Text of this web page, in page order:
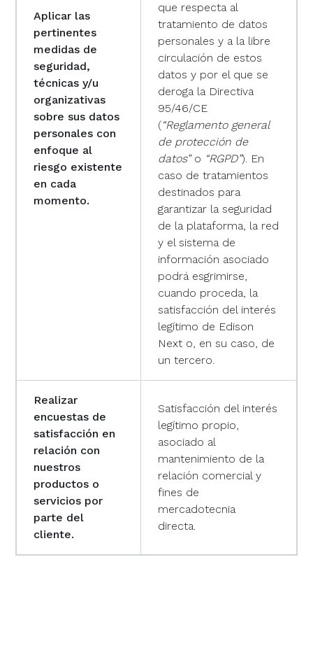
Aplicar las
pertinentes
medidas de
seguridad,
técnicas y/u
organizativas
sobre sus datos
personales con
enfoque al
riesgo existente
en cada
momento.
que respecta al
tratamiento de datos
personales y a la libre
circulación de estos
datos y por el que se
deroga la Directiva
95/46/CE
(“Reglamento general
de protección de
datos” o “RGPD”). En
caso de tratamientos
destinados para
garantizar la seguridad
de la plataforma, la red
y el sistema de
información asociado
podrá esgrimirse,
cuando proceda, la
satisfacción del interés
legítimo de Edison
Next o, en su caso, de
un tercero.
Realizar
encuestas de
satisfacción en
relación con
nuestros
productos o
servicios por
parte del
cliente.
Satisfacción del interés
legítimo propio,
asociado al
mantenimiento de la
relación comercial y
fines de
mercadotecnia
directa.